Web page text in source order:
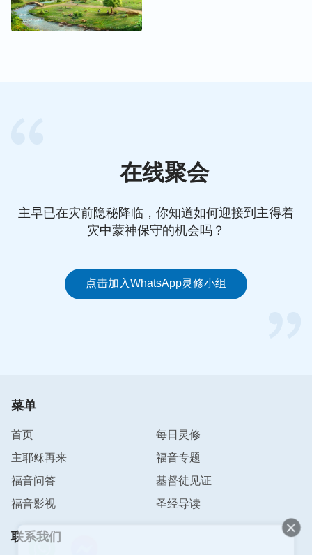
在线聚会
主早已在灾前隐秘降临，你知道如何迎接到主得着
灾中蒙神保守的机会吗？
点击加入WhatsApp灵修小组
菜单
首页
每日灵修
主耶稣再来
福音专题
福音问答
基督徒见证
福音影视
圣经导读
联系我们